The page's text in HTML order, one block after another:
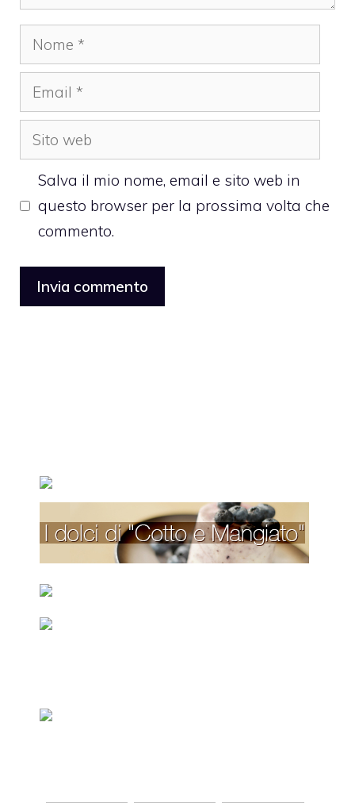
Nome
Email
Sito
web
Salva il mio nome, email e sito web in
questo browser per la prossima volta che
commento.